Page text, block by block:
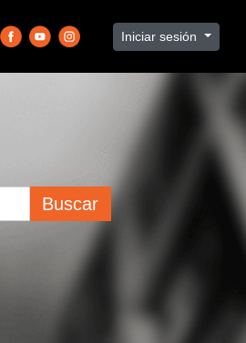
Iniciar sesión
Buscar